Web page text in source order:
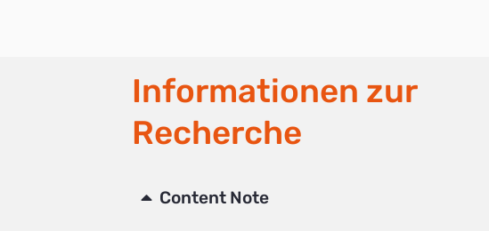
Informationen zur
Recherche
Content Note